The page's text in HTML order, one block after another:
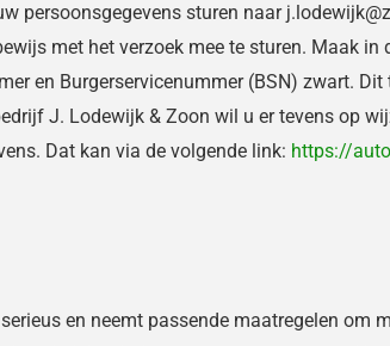
sturen naar
met het verzoek mee te sturen. Maak
en Burgerservicenummer (BSN) zwart.
J. Lodewijk & Zoon wil u er tevens op
Dat kan via de volgende link: https://
en neemt passende maatregelen om